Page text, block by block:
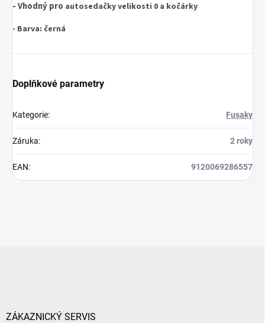
- Vhodný pro autosedačky velikosti 0 a kočárky
- Barva: černá
Doplňkové parametry
Kategorie: Fusaky
Záruka: 2 roky
EAN: 9120069286557
ZÁKAZNICKÝ SERVIS